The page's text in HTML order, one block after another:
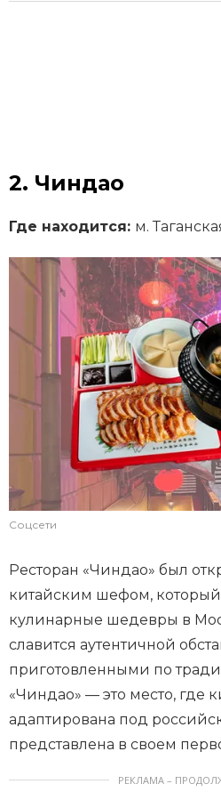
2. Чиндао
Где находится: м.
Соцсети
Ресторан «Чиндао» был
китайским шефом, который
кулинарные шедевры в
славится аутентичной
приготовленными по
«Чиндао» — это место, где
адаптирована под
представлена в своем
РЕКЛАМА –